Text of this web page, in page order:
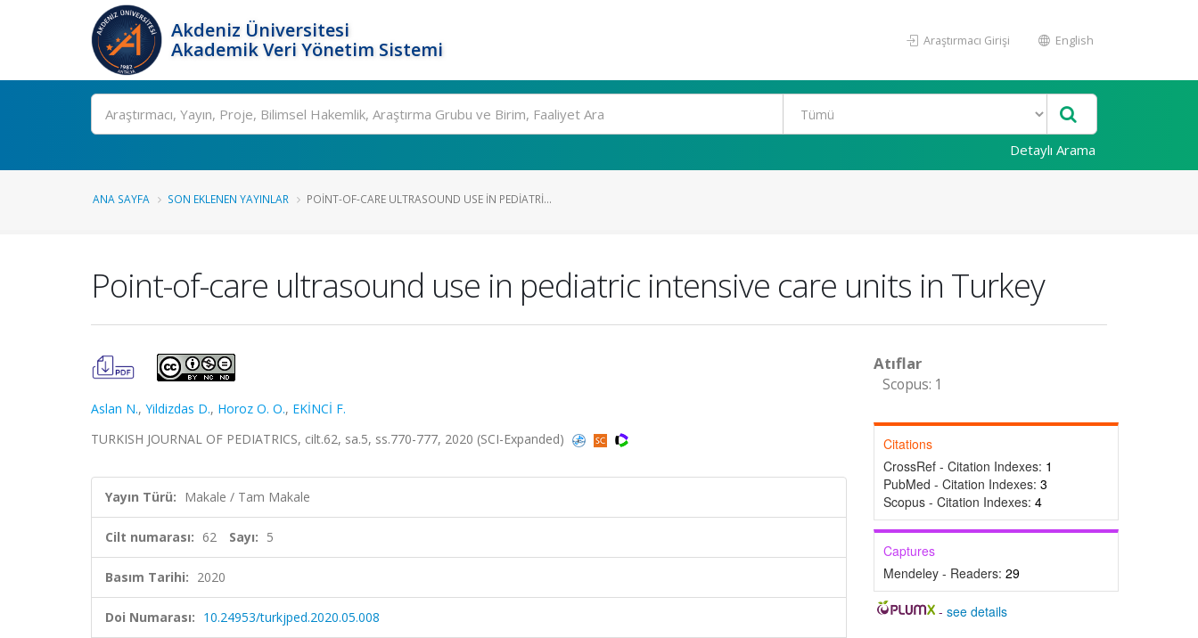
Akdeniz Üniversitesi
Akademik Veri Yönetim Sistemi
Araştırmacı Girişi English
Ara
Detaylı Arama
ANA SAYFA SON EKLENEN YAYINLAR POINT-OF-CARE ULTRASOUND USE IN PEDIATRI...
Point-of-care ultrasound use in pediatric intensive care units in Turkey
Aslan N., Yildizdas D., Horoz O. O., EKİNCİ F.
TURKISH JOURNAL OF PEDIATRICS, cilt.62, sa.5, ss.770-777, 2020 (SCI-Expanded)
Yayın Türü: Makale / Tam Makale
Cilt numarası: 62 Sayı: 5
Basım Tarihi: 2020
Doi Numarası: 10.24953/turkjped.2020.05.008
Atıflar
Scopus: 1
Citations
CrossRef - Citation Indexes: 1
PubMed - Citation Indexes: 3
Scopus - Citation Indexes: 4
Captures
Mendeley - Readers: 29
-see details